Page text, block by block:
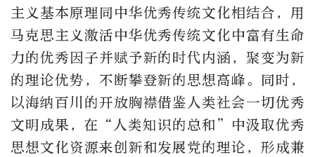
主义基本原理同中华优秀传统文化相结合，用
马克思主义激活中华优秀传统文化中富有生命
力的优秀因子并赋予新的时代内涵，聚变为新
的理论优势，不断攀登新的思想高峰。同时，
以海纳百川的开放胸襟借鉴人类社会一切优秀
文明成果，在“人类知识的总和”中汲取优秀
思想文化资源来创新和发展党的理论，形成兼